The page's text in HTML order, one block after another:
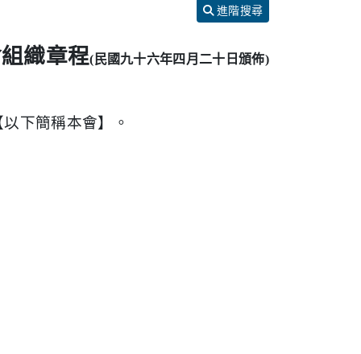
進階搜尋
織章程( 民國九十六年四月二十日頒佈)
下簡稱本會】。